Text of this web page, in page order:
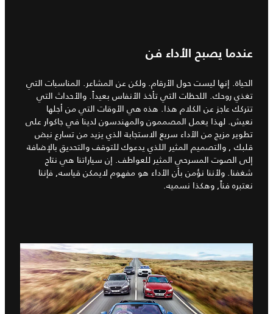
عندما يصبح الأداء فن
الحياة. إنها ليست حول الأرقام. ولكن عن المشاعر. المناسبات التي
تغذي روحك. اللحظات التي تأخذ الأنفاس بعيداً. والأحداث التي
تتركك عاجز عن الكلام هذا. هذه هي الأوقات التي من أجلها
نعيش. لهذا يعمل المصممون والمهندسون لدينا في جاكوار على
تطوير مزيج من الأداء سريع الاستجابة الذي يزيد من تسارع نبض
قلبك , والتصميم المثير اللذي يدعوك للتوقف والتحديق بالإضافة
إلى الصوت المسرحي المثير للعواطف. إن سياراتنا هي نتاج
شغفنا. ولأننا نؤمن بأن الأداء هو مفهوم لايمكن قياسه, فإننا
نعتبره فناً, وهكذا نسميه.